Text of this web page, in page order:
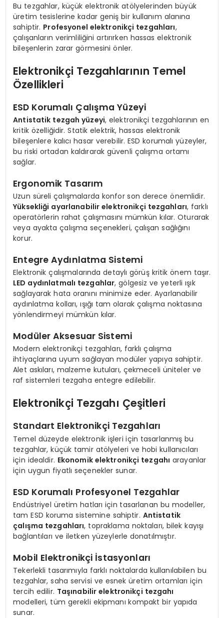
Bu tezgahlar, küçük elektronik atölyelerinden büyük
üretim tesislerine kadar geniş bir kullanım alanına
sahiptir. Profesyonel elektronikçi tezgahları,
çalışanların verimliliğini artırırken hassas elektronik
bileşenlerin zarar görmesini önler.
Elektronikçi Tezgahlarının Temel
Özellikleri
ESD Korumalı Çalışma Yüzeyi
Antistatik tezgah yüzeyi, elektronikçi tezgahlarının en
kritik özelliğidir. Statik elektrik, hassas elektronik
bileşenlere kalıcı hasar verebilir. ESD korumalı yüzeyler,
bu riski ortadan kaldırarak güvenli çalışma ortamı
sağlar.
Ergonomik Tasarım
Uzun süreli çalışmalarda konfor son derece önemlidir.
Yüksekliği ayarlanabilir elektronikçi tezgahları, farklı
operatörlerin rahat çalışmasını mümkün kılar. Oturarak
veya ayakta çalışma seçenekleri, çalışan sağlığını
korur.
Entegre Aydınlatma Sistemi
Elektronik çalışmalarında detaylı görüş kritik önem taşır.
LED aydınlatmalı tezgahlar, gölgesiz ve yeterli ışık
sağlayarak hata oranını minimize eder. Ayarlanabilir
aydınlatma kolları, ışığı tam olarak çalışma noktasına
yönlendirmeyi mümkün kılar.
Modüler Aksesuar Sistemi
Modern elektronikçi tezgahları, farklı çalışma
ihtiyaçlarına uyum sağlayan modüler yapıya sahiptir.
Alet askıları, malzeme kutuları, çekmeceli üniteler ve
raf sistemleri tezgaha entegre edilebilir.
Elektronikçi Tezgahı Çeşitleri
Standart Elektronikçi Tezgahları
Temel düzeyde elektronik işleri için tasarlanmış bu
tezgahlar, küçük tamir atölyeleri ve hobi kullanıcıları
için idealdir. Ekonomik elektronikçi tezgahı arayanlar
için uygun fiyatlı seçenekler sunar.
ESD Korumalı Profesyonel Tezgahlar
Endüstriyel üretim hatları için tasarlanan bu modeller,
tam ESD koruma sistemine sahiptir. Antistatik
çalışma tezgahları, topraklama noktaları, bilek kayışı
bağlantıları ve iletken yüzeylerle donatılmıştır.
Mobil Elektronikçi İstasyonları
Tekerlekli tasarımıyla farklı noktalarda kullanılabilen bu
tezgahlar, saha servisi ve esnek üretim ortamları için
tercih edilir. Taşınabilir elektronikçi tezgahı
modelleri, tüm gerekli ekipmanı kompakt bir yapıda
sunar.